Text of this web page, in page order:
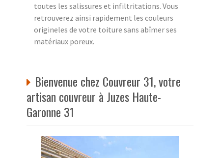
toutes les salissures et infiltritations. Vous
retrouverez ainsi rapidement les couleurs
origineles de votre toiture sans abîmer ses
matériaux poreux.
Bienvenue chez Couvreur 31, votre
artisan couvreur à Juzes Haute-
Garonne 31